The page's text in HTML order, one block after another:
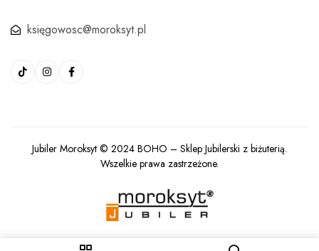
księgowosc@moroksyt.pl
Jubiler Moroksyt © 2024 BOHO – Sklep Jubilerski z biżuterią.
Wszelkie prawa zastrzeżone.